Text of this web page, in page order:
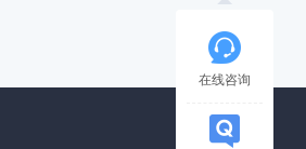
在线咨询